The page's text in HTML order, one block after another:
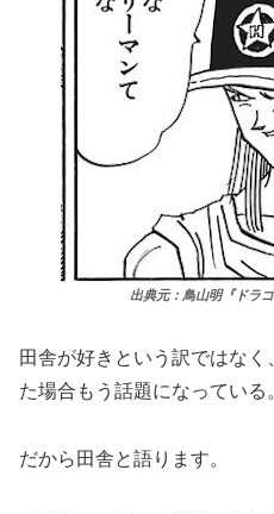
出典元：鳥山明『ドラ
田舎が好きという訳ではな
た場合もう話題になっている
だから田舎と語ります。